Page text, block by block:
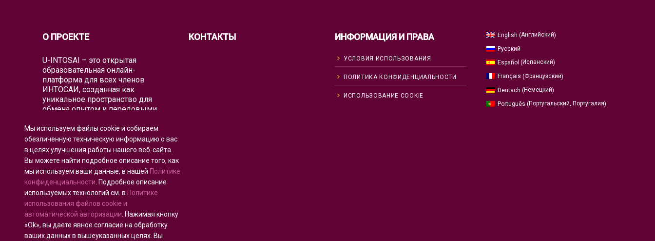
О ПРОЕКТЕ
U-INTOSAI – это открытая
образовательная онлайн-
платформа для всех членов
ИНТОСАИ, созданная как
уникальное пространство для
обмена опытом и передовыми
Университет предлагает всему
глобальному аудиторскому
сообществу как классические
образовательные форматы, так и
лучшие образовательные проекты
и практические руководства
ИНТОСАИ, которые объединяют
существующие образовательные
инициативы для воспитания
аудиторов будущего.
КОНТАКТЫ ИНФОРМАЦИЯ И ПРАВА
УСЛОВИЯ ИСПОЛЬЗОВАНИЯ
ПОЛИТИКА КОНФИДЕНЦИАЛЬНОСТИ
ИСПОЛЬЗОВАНИЕ COOKIE
English (Английский)
Русский
Español (Испанский)
Français (Французский)
Deutsch (Немецкий)
Português (Португальский, Португалия)
Мы используем файлы cookie и собираем
обезличенную техническую информацию о вас
в целях улучшения работы нашего веб-сайта.
Вы можете найти подробное описание того, как
мы используем ваши данные, в нашей Политике
конфиденциальности . Подробное описание
используемых технологий см. в Политике
использования файлов cookie и
автоматической авторизации . Нажимая кнопку
«Ok», вы даете явное согласие на обработку
ваших данных в вышеуказанных целях. Вы